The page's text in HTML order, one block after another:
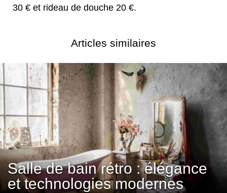
30 € et rideau de douche 20 €.
Articles similaires
Salle de bain rétro : élégance
et technologies modernes